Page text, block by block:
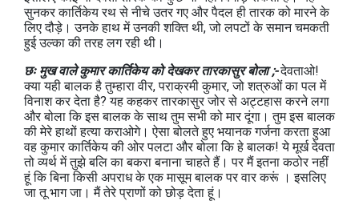
सुनकर कार्तिकेय रथ से नीचे उतर गए और पैदल ही तारक को मारने के
लिए दौड़े। उनके हाथ में उनकी शक्ति थी, जो लपटों के समान चमकती
हुई उल्का की तरह लग रही थी।
छः मुख वाले कुमार कार्तिकेय को देखकर तारकासुर बोला ;-देवताओ!
क्या यही बालक है तुम्हारा वीर, पराक्रमी कुमार, जो शत्रुओं का पल में
विनाश कर देता है? यह कहकर तारकासुर जोर से अट्टहास करने लगा
और बोला कि इस बालक के साथ तुम सभी को मार दूंगा। तुम इस बालक
की मेरे हाथों हत्या कराओगे। ऐसा बोलते हुए भयानक गर्जना करता हुआ
वह कुमार कार्तिकेय की ओर पलटा और बोला कि हे बालक! ये मूर्ख देवता
तो व्यर्थ में तुझे बलि का बकरा बनाना चाहते हैं। पर मैं इतना कठोर नहीं
हूं कि बिना किसी अपराध के एक मासूम बालक पर वार करूं । इसलिए
जा तू भाग जा। मैं तेरे प्राणों को छोड़ देता हूं।